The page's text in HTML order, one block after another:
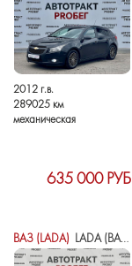
2012 г.в.
289025 км
механическая
635 000 РУБ
ВАЗ (LADA) LADA (ВАЗ) LARGUS I